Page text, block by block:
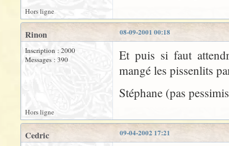
Hors ligne
08-09-2001 00:18
Rinon
Inscription : 2000
Messages : 390
Et puis si faut
mangé les pissenlits
Stéphane (pas
Hors ligne
09-04-2002 17:21
Cedric